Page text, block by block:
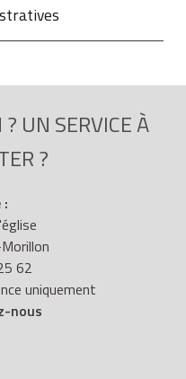
UN SERVICE À
?
:
62
uniquement
nous